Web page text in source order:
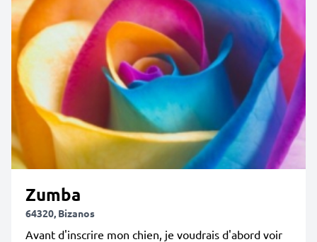
Zumba
64320, Bizanos
Avant d'inscrire mon chien, je voudrais d'abord voir